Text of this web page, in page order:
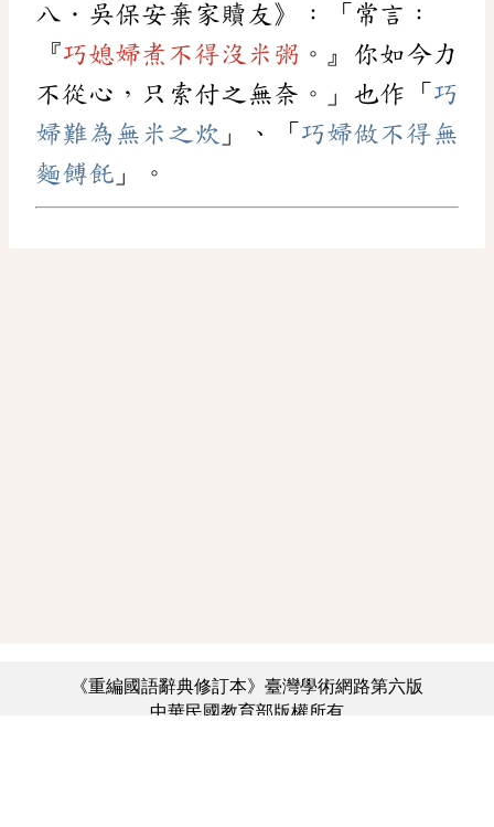
八．吳保安棄家贖友》：「常言：
『巧媳婦煮不得沒米粥 。』你如今力
不從心，只索付之無奈。」也作「 巧
婦難為無米之炊 」、「 巧婦做不得無
麵餺飥 」。
《重編國語辭典修訂本》臺灣學術網路第六版
中華民國教育部版權所有